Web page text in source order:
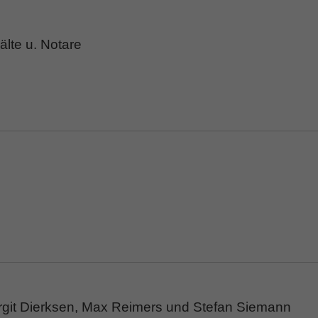
u. Notare
Dierksen, Max Reimers und Stefan Siemann